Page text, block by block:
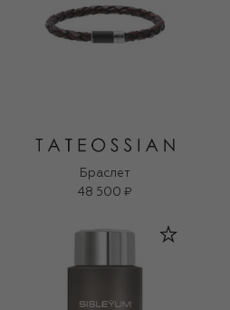
Браслет
48 500 ₽